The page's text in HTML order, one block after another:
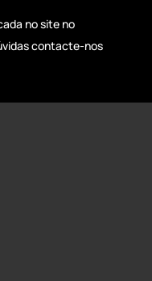
no site no
contacte-nos